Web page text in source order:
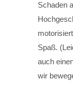
Schaden
Spaß.
auch
wir